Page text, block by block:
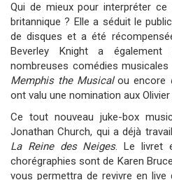
Qui de mieux pour interpréter
britannique ? Elle a séduit le
de disques et a été
Beverley Knight a
nombreuses comédies
Memphis the Musicalou encore
ont valu une nomination aux
Ce tout nouveau juke-box
Jonathan Church, qui a déjà
La Reine des Neiges. Le livret
chorégraphies sont de Karen
vous permettra de revivre en live